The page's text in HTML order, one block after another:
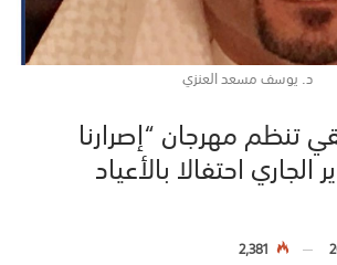
د. يوسف مسعد العنزي
تنظم مهرجان “إصرارنا
16 فبراير الجاري احتفالا بالأعياد
2,381